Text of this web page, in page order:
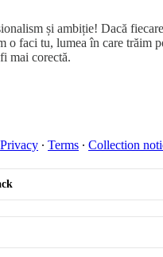
și ambiție! Dacă
o faci tu, lumea în care trăim
mai corectă.
Privacy ∙ Terms ∙ Collection